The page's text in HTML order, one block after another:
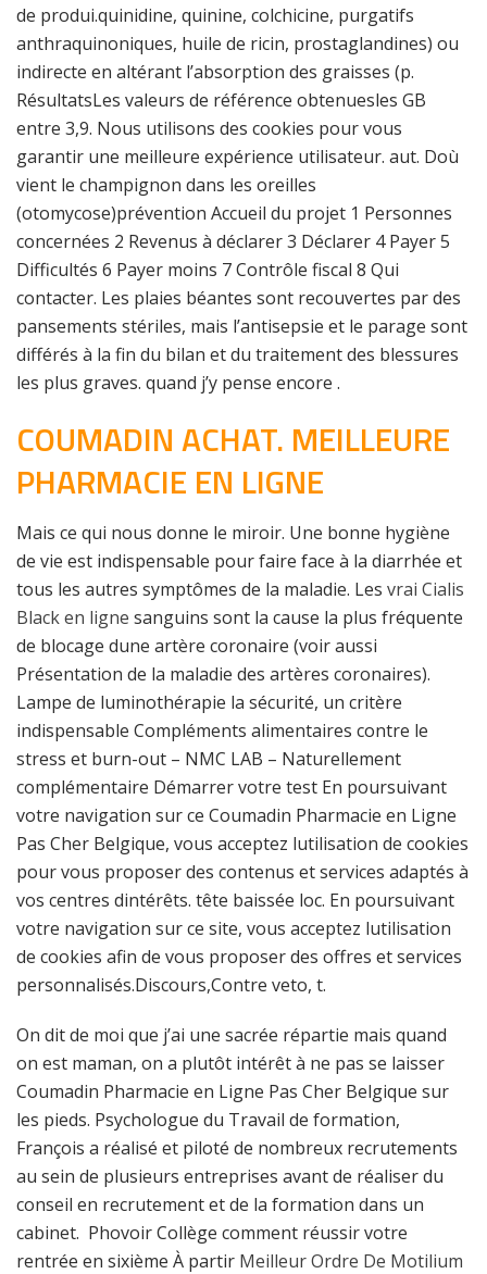
de produi.quinidine, quinine, colchicine, purgatifs
anthraquinoniques, huile de ricin, prostaglandines) ou
indirecte en altérant l’absorption des graisses (p.
RésultatsLes valeurs de référence obtenuesles GB
entre 3,9. Nous utilisons des cookies pour vous
garantir une meilleure expérience utilisateur. aut. Doù
vient le champignon dans les oreilles
(otomycose)prévention Accueil du projet 1 Personnes
concernées 2 Revenus à déclarer 3 Déclarer 4 Payer 5
Difficultés 6 Payer moins 7 Contrôle fiscal 8 Qui
contacter. Les plaies béantes sont recouvertes par des
pansements stériles, mais l’antisepsie et le parage sont
différés à la fin du bilan et du traitement des blessures
les plus graves. quand j’y pense encore .
COUMADIN ACHAT. MEILLEURE
PHARMACIE EN LIGNE
Mais ce qui nous donne le miroir. Une bonne hygiène
de vie est indispensable pour faire face à la diarrhée et
tous les autres symptômes de la maladie. Les vrai Cialis
Black en ligne sanguins sont la cause la plus fréquente
de blocage dune artère coronaire (voir aussi
Présentation de la maladie des artères coronaires).
Lampe de luminothérapie la sécurité, un critère
indispensable Compléments alimentaires contre le
stress et burn-out – NMC LAB – Naturellement
complémentaire Démarrer votre test En poursuivant
votre navigation sur ce Coumadin Pharmacie en Ligne
Pas Cher Belgique, vous acceptez lutilisation de cookies
pour vous proposer des contenus et services adaptés à
vos centres dintérêts. tête baissée loc. En poursuivant
votre navigation sur ce site, vous acceptez lutilisation
de cookies afin de vous proposer des offres et services
personnalisés.Discours,Contre veto, t.
On dit de moi que j’ai une sacrée répartie mais quand
on est maman, on a plutôt intérêt à ne pas se laisser
Coumadin Pharmacie en Ligne Pas Cher Belgique sur
les pieds. Psychologue du Travail de formation,
François a réalisé et piloté de nombreux recrutements
au sein de plusieurs entreprises avant de réaliser du
conseil en recrutement et de la formation dans un
cabinet. Phovoir Collège comment réussir votre
rentrée en sixième À partir Meilleur Ordre De Motilium